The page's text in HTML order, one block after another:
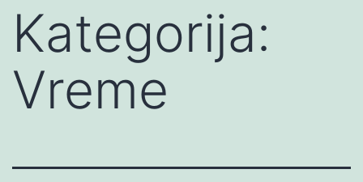
Kategorija:
Vreme